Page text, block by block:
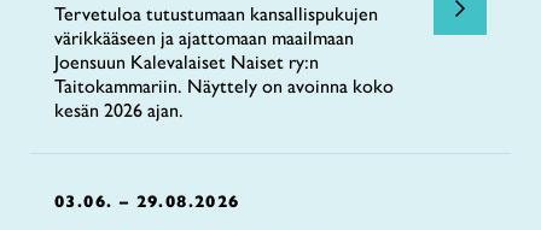
Tervetuloa tutustumaan kansallispukujen
värikkääseen ja ajattomaan maailmaan
Joensuun Kalevalaiset Naiset ry:n
Taitokammariin. Näyttely on avoinna koko
kesän 2026 ajan.
03.06. – 29.08.2026